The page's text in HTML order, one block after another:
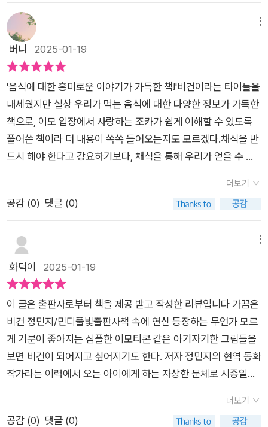
어느 한 단면을 확인할 수 있었던 사건이었다. 꼭 한번 읽어 보시
길 바란다.ㅡ'풀빛 출판사'를 통해 도서 협찬을 받아서 주관적으
로 작성한 리뷰입니다.[작성자]인스타 #하놀 @hagonolza블로
그 https://blog.naver.com/hagonolza84환경 전문가들은 전
기차로 바꾸는 것보다 더 효과적인 게 바로, 우리가 먹는 식단을
바꾸는 거라고 말해. 이유는 탄소 배출량에 있어. 비행기, 자동차,
기차, 선박 등 모든 교통수단에서 나오는 탄소 배출량은 전체 탄
소 배출량의 13.5퍼센트 정도야. 근데 축산업으로 인한 탄소 배
출량은 그보다 더 많은 18퍼센트나 차지하고 있어. 우리의 식단,
난화의 ‘숨은 주범’인 거지. 전 세계 모든 사람이 식물성 식단으로
바꾼다면 해마다 80억 톤 정도의 온실가스를 획기적으로 줄일
수 있을 거라는 계산이 나와.- P31
을 많이 하잖아요?근데 이제 한국은 쌀 소비량보다고기 소비량
이 많다는 사실!22년 우리나라 국민의 1인당 육류(소. 돼지. 닭고
기)소비량은 59.8kg이고쌀 소비량은 56.6kg이라고 해요그리
고 1년 뒤 23년엔 고기소비가1.3퍼센트 더 늘어서 60.6kg이나
고육심이라 해야 할 것 같아요...ㅎㅎ이참에 고기를 좀 줄여봐야
겠어요채식의 다양한 형태하루아침에 고기를 뚝 끊는다는 건정
말 어려운 것 같아요먹지 말라고 하면 더 생각나고 말이죠...ㅋㅋ
완벽하지 않아도 줄였다는 게 더 중요하겠죠지은이 민지님이 직
접 해 본채식이 쉬워지는 방법을 소개해 주시는데요퐁당퐁당 채
식 ~ 다양한 방법이 있더라고요우리가 말하는 비건은 완전한 채
달걀까지 먹는, 우유까지 먹는달걀까지 먹는 채식을 여러 가지로
플렉시테리언, 폴로 베지테리언, 페스코 베지테리언, 락토오보 베
지테리언락토 베지테리언, 오보 베지테리언불리는 이름도 세분
화되어 있어요엄격하게 정하면 지키기 쉽지 않으니채식 대신 '고
기 없는 월요일' 이렇게주 1회부터 시작해 보는 방법을제시해 주
시는데 솔깃 하더라고요소고기를 덜 먹는 게 기후 식사의 첫걸
음?소가 방귀를 뀌어서 지구 온난화가 더 심해진다는 말, 들어 본
적 있나요??소가 되새김질을 하는데요소의 위장 속 박테리아가
나머지 5퍼센트는 방귀에 섞여 방출된대요소 1마리가 1년 동안
방출하는 메탄이 47kg으로소 4마리면 차량 1대가 내뿜은 메탄
서는 이번이 처음이었는데, 지금까지 나온 책을 한 번 살펴보는
한편 앞으로 나올 책도 기다려볼 생각이다.
이유로.동물권을 지지한다는 이유로.지구를 걱정한다는 이유로.
다양한 이유로 자신의 의지를 피력하는 사람들.비건이 왜 지구를
살린다는 걸까?7가지 키워드로 지구에서 어떤 일이 벌어지고 있
지구를 덜 아프게 하는 방법의 하나로 '식단을 바꾸자'는 움직임
이 생겨나고 있어. 최근엔 이러한 식단을 '기후 식사'라고 부르기
도 해. 기후 식사는 환경에 안 좋은 영향을 최대한 줄인 식단이어
야 하고, 물론 사람에게도 건강한 것이어야 하겠지.🍄p50현실적
으로 고기를 뚝 끊는 게 어려우니까 '서서히 줄여 나가자(축소)'는
주장이 힘을 얻고 있어. '축소주의'는 영국에서부터 시작됐는데,
고기, 해산물, 유제품 등 동물성 식품을 적게 먹는 운동이야.축소
에 미치는 긍정적인 영향이 더 크다고 믿어.🫛먹거리는 많든 적
든 온실가스를 배출한다. 요즘처럼 추운 날씨면 생각나면 설렁탕.
이 메뉴가 온실가스를 가장 많이 배출하는 메뉴라는 사실에 경악
했다. 왜???????설렁탕 주요 재료인 소고기는 주로 호주, 뉴질
랜드, 미국 같은 먼 나라에서 수입하고 있다. 운송 과정에서 온실
가스가 대량으로 배출되고 있는데다가, 조리법조차 많은 가스를
사용하고 있으니. 1위 할 수밖에.게다가, 소는 되새김질 하면서 여
물을 먹는다. 그때 위장 속 박테리아가 음식을 소화하며서 메탄을
만들고, 트림과 방귀로 배출되고,소가 먹는 사료에서도 아산화질
온실가스가 나오고 있었다.'소가 잘못 했네!!!!'라고, 생각하고 있
버니 2025-01-19
'음식에 대한 흥미로운 이야기가 가득한 책!'비건이라는 타이틀을
내세웠지만 실상 우리가 먹는 음식에 대한 다양한 정보가 가득한
책으로, 이모 입장에서 사랑하는 조카가 쉽게 이해할 수 있도록
풀어쓴 책이라 더 내용이 쏙쏙 들어오는지도 모르겠다.채식을 반
드시 해야 한다고 강요하기보다, 채식을 통해 우리가 얻을 수 있
실제 도움 되는 정보를 전달함으로써 독자가 스스로 판단하고 질
문할 수 있도록 돕는다.덕분에 읽으면서 나는 채식의 단계 중 어
디에 속하는지도 살펴보고, 기후 시민이 되기 위해 어떤 기후 식
사법을 적용하면 좋을지도 생각해 보게 되었다.총 7장으로 구성
된 이 책은 비건에 대한 내용을 비롯해 음식에 관련된 7가지 주제
를 가지고 이야기하고 있는데, 읽다 보면 나 자신과 지구를 위해
어떤 것에 중점을 두어야 하는지 등과 같은 정보도 함께 얻을 수
있어 매우 유용하다.다만, 1인 가구의 경우 현실적으로 채식 위주
로 식품을 소비한다는 것이 생각보다 쉽지 않기 때문에 선택적,
계획적 소비 방법을 강구할 필요는 있어 보인다.괜히 처음부터 채
식이나 비건식으로 바꾸려고 했다가는 돈은 돈대로 쓰고, 애꿎은
재료만 모두 버릴 수 있으니 현실적인 상황을 고려한 뒤 신중하게
접근하길 바란다.저자는 7가지 주제를 가지고 비건, 기후 식사,
더보기
공감 (0) 댓글 (0)
화덕이 2025-01-19
이 글은 출판사로부터 책을 제공 받고 작성한 리뷰입니다 가끔은
비건 정민지/민디풀빛출판사책 속에 연신 등장하는 무언가 모르
게 기분이 좋아지는 심플한 이모티콘 같은 아기자기한 그림들을
보면 비건이 되어지고 싶어지기도 한다. 저자 정민지의 현역 동화
작가라는 이력에서 오는 아이에게 하는 자상한 문체로 시종일관
의 솜사탕같은 캐릭터 아이들이 어우러져 이 책 <가끔은 비건>
더보기
공감 (0) 댓글 (0)